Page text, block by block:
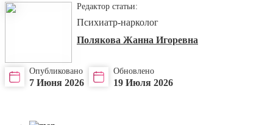
Редактор статьи:
Психиатр-нарколог
Полякова Жанна Игоревна
Опубликовано
7 Июня 2026
Обновлено
19 Июля 2026